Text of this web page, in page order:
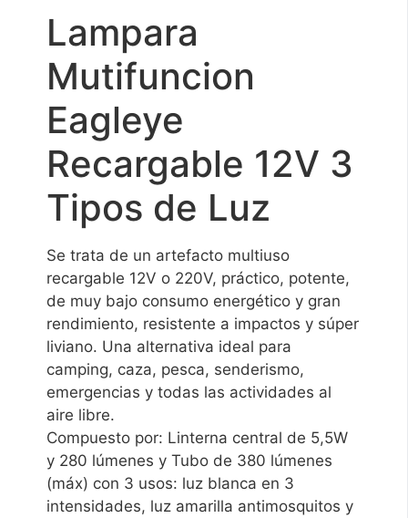
Lampara
Mutifuncion
Eagleye
Recargable 12V 3
Tipos de Luz
Se trata de un artefacto multiuso
recargable 12V o 220V, práctico, potente,
de muy bajo consumo energético y gran
rendimiento, resistente a impactos y súper
liviano. Una alternativa ideal para
camping, caza, pesca, senderismo,
emergencias y todas las actividades al
aire libre.
Compuesto por: Linterna central de 5,5W
y 280 lúmenes y Tubo de 380 lúmenes
(máx) con 3 usos: luz blanca en 3
intensidades, luz amarilla antimosquitos y